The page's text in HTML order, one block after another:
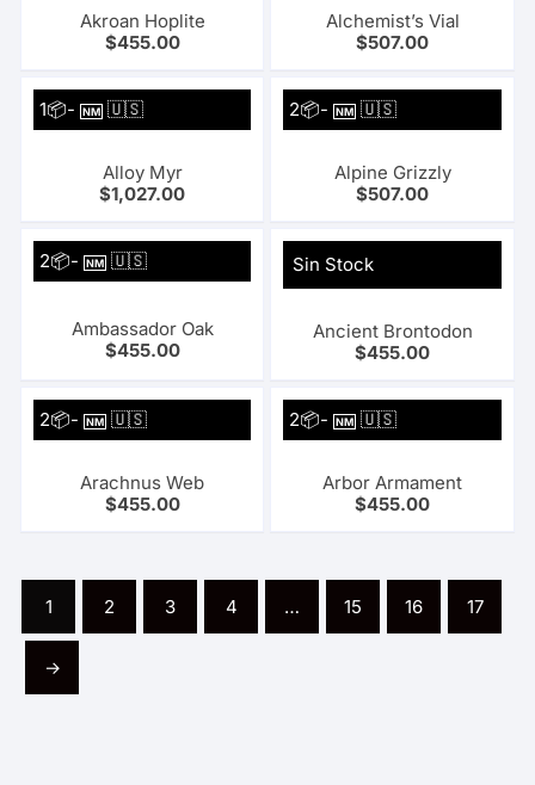
Akroan Hoplite
$455.00
Alchemist’s Vial
$507.00
1📦-NM 🇺🇸
Alloy Myr
$1,027.00
2📦-NM 🇺🇸
Alpine Grizzly
$507.00
2📦-NM 🇺🇸
Ambassador Oak
$455.00
Sin Stock
Ancient Brontodon
$455.00
2📦-NM 🇺🇸
Arachnus Web
$455.00
2📦-NM 🇺🇸
Arbor Armament
$455.00
1 2 3 4 … 15 16 17
→